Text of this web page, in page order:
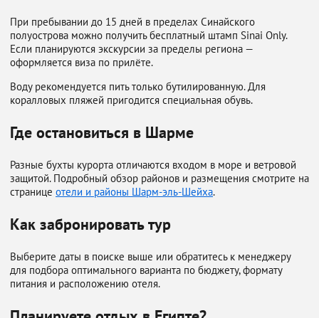
При пребывании до 15 дней в пределах Синайского
полуострова можно получить бесплатный штамп Sinai Only.
Если планируются экскурсии за пределы региона —
оформляется виза по прилёте.
Воду рекомендуется пить только бутилированную. Для
коралловых пляжей пригодится специальная обувь.
Где остановиться в Шарме
Разные бухты курорта отличаются входом в море и ветровой
защитой. Подробный обзор районов и размещения смотрите на
странице отели и районы Шарм-эль-Шейха.
Как забронировать тур
Выберите даты в поиске выше или обратитесь к менеджеру
для подбора оптимального варианта по бюджету, формату
питания и расположению отеля.